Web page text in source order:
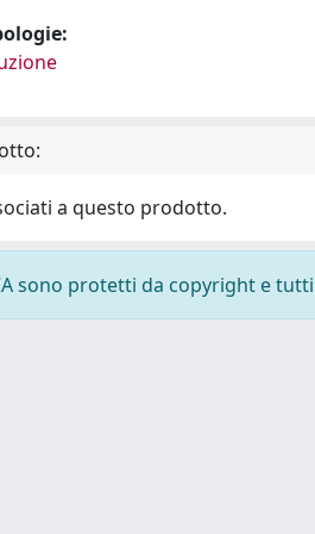
a questo prodotto.
sono protetti da copyright e